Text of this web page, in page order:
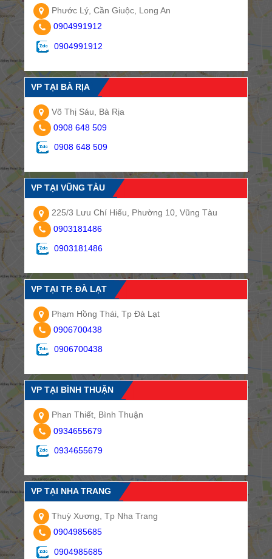
Phước Lý, Cần Giuộc, Long An
0904991912
0904991912
VP TẠI BÀ RỊA
Võ Thị Sáu, Bà Rịa
0908 648 509
0908 648 509
VP TẠI VŨNG TÀU
225/3 Lưu Chí Hiếu, Phường 10, Vũng Tàu
0903181486
0903181486
VP TẠI TP. ĐÀ LẠT
Phạm Hồng Thái, Tp Đà Lạt
0906700438
0906700438
VP TẠI BÌNH THUẬN
Phan Thiết, Bình Thuận
0934655679
0934655679
VP TẠI NHA TRANG
Thuỳ Xương, Tp Nha Trang
0904985685
0904985685